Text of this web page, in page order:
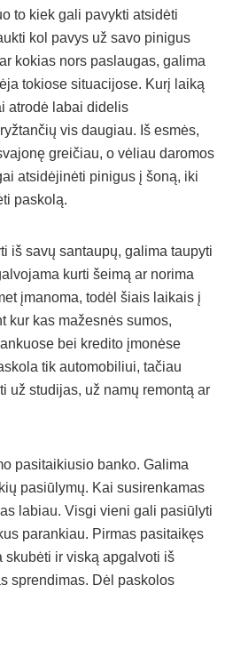
to kiek gali pavykti atsidėti
kol pavys už savo pinigus
kokias nors paslaugas, galima
tokiose situacijose. Kurį laiką
atrodė labai didelis
vis daugiau. Iš esmės,
greičiau, o vėliau daromos
atsidėjinėti pinigus į šoną, iki
paskolą.
iš savų santaupų, galima taupyti
kurti šeimą ar norima
įmanoma, todėl šiais laikais į
kur kas mažesnės sumos,
bei kredito įmonėse
tik automobiliui, tačiau
už studijas, už namų remontą ar
pasitaikiusio banko. Galima
pasiūlymų. Kai susirenkamas
labiau. Visgi vieni gali pasiūlyti
parankiau. Pirmas pasitaikęs
skubėti ir viską apgalvoti iš
sprendimas. Dėl paskolos